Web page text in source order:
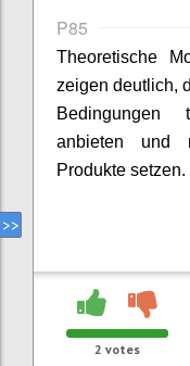
P85
Theoretische
zeigen deutlich,
Bedingungen
anbieten und
Produkte setzen.
2 votes